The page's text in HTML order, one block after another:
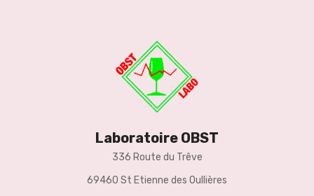
Laboratoire OBST
336 Route du Trêve
69460 St Etienne des Oullières